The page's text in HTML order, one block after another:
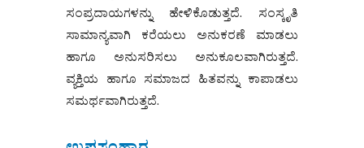
ಸಂಪ್ರದಾಯಗಳನ್ನು ಹೇಳಿಕೊಡುತ್ತದೆ. ಸಂಸ್ಕೃತಿ
ಸಾಮಾನ್ಯವಾಗಿ ಕರೆಯಲು ಅನುಕರಣೆ ಮಾಡಲು
ಹಾಗೂ ಅನುಸರಿಸಲು ಅನುಕೂಲವಾಗಿರುತ್ತದೆ.
ವ್ಯಕ್ತಿಯ ಹಾಗೂ ಸಮಾಜದ ಹಿತವನ್ನು ಕಾಪಾಡಲು
ಸಮರ್ಥವಾಗಿರುತ್ತದೆ.